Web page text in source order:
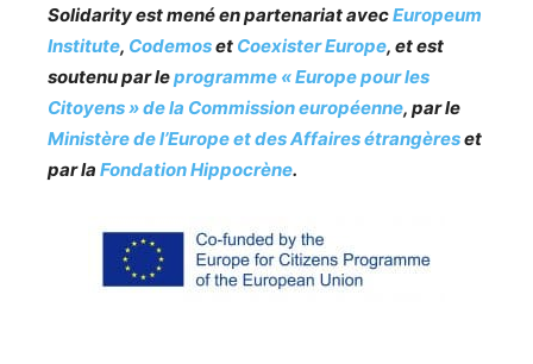
Solidarity est mené en partenariat avecEuropeum
Institute, Codemoset Coexister Europe, et est
soutenu par leprogramme « Europe pour les
Citoyens » de la Commission européenne, par le
Ministère de l’Europe et des Affaires étrangèreset
par la Fondation Hippocrène.